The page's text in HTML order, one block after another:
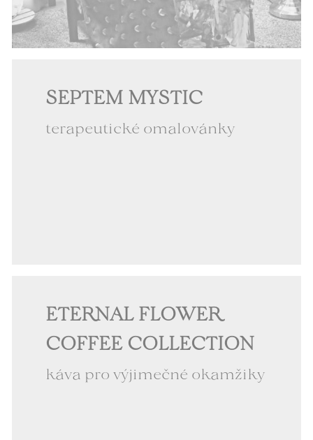
SEPTEM MYSTIC
terapeutické omalovánky
ETERNAL FLOWER
COFFEE COLLECTION
káva pro výjimečné okamžiky